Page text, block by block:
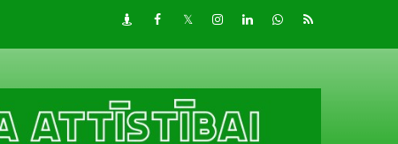
DraugiemFacebook
TwitterInstagram
LinkedInwhatsapp
RSS